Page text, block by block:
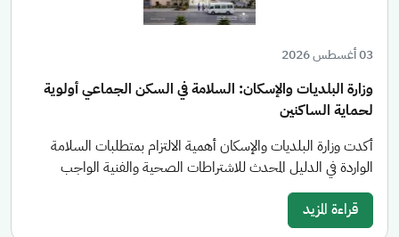
03 أغسطس 2026
وزارة البلديات والإسكان: السلامة في السكن الجماعي أولوية
لحماية الساكنين
أكدت وزارة البلديات والإسكان أهمية الالتزام بمتطلبات السلامة
الواردة في الدليل المحدث للاشتراطات الصحية والفنية الواجب
قراءة المزيد